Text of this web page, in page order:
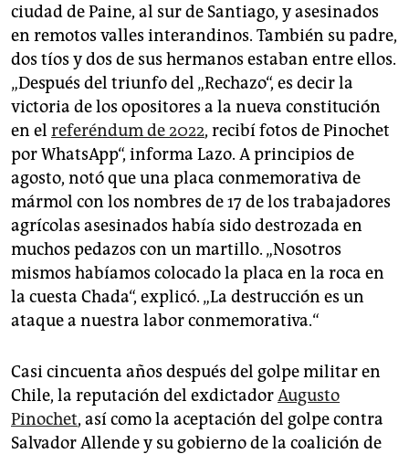
ciudad de Paine, al sur de Santiago, y asesinados
en remotos valles interandinos. También su padre,
dos tíos y dos de sus hermanos estaban entre ellos.
„Después del triunfo del „Rechazo“, es decir la
victoria de los opositores a la nueva constitución
en el referéndum de 2022, recibí fotos de Pinochet
por WhatsApp“, informa Lazo. A principios de
agosto, notó que una placa conmemorativa de
mármol con los nombres de 17 de los trabajadores
agrícolas asesinados había sido destrozada en
muchos pedazos con un martillo. „Nosotros
mismos habíamos colocado la placa en la roca en
la cuesta Chada“, explicó. „La destrucción es un
ataque a nuestra labor conmemorativa.“
Casi cincuenta años después del golpe militar en
Chile, la reputación del exdictadorAugusto
Pinochet, así como la aceptación del golpe contra
Salvador Allende y su gobierno de la coalición de